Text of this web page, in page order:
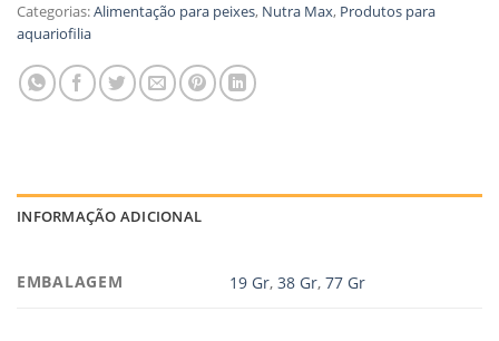
Categorias:Alimentação para peixes, Nutra Max, Produtos para
aquariofilia
INFORMAÇÃO ADICIONAL
EMBALAGEM 19 Gr,38 Gr,77 Gr